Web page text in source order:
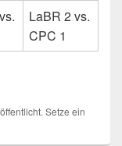
LaBR 2 vs.
CPC 1
Setze ein